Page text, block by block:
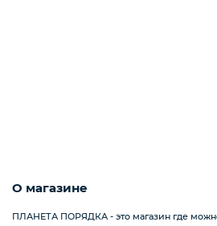
О магазине
ПЛАНЕТА ПОРЯДКА - это магазин где